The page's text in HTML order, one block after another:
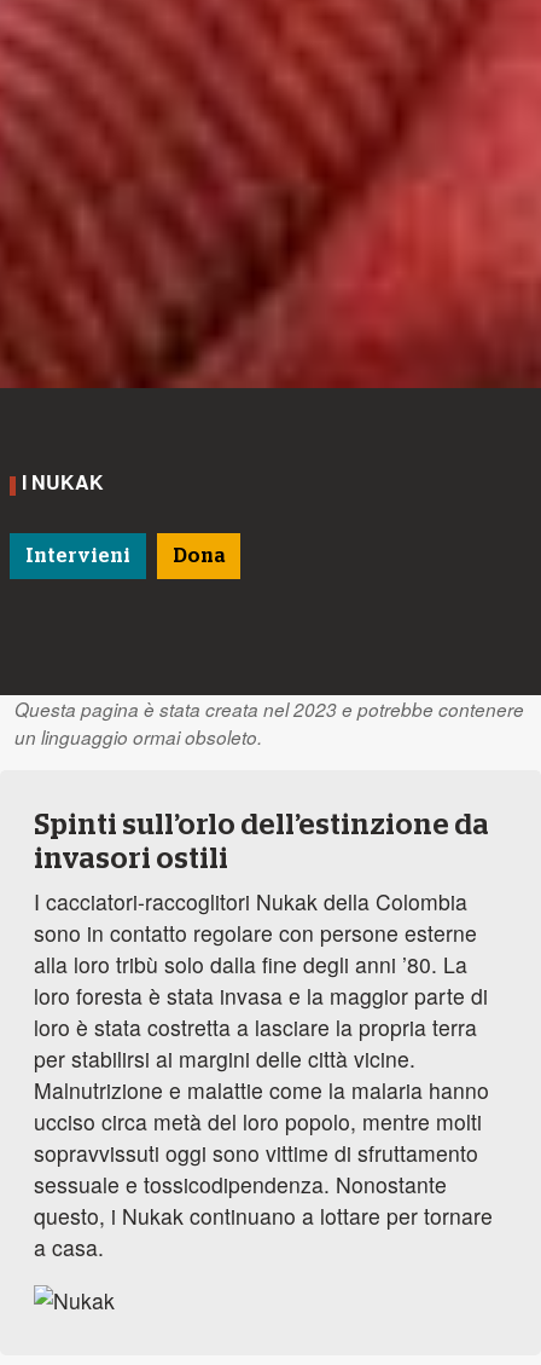
I NUKAK
Intervieni Dona
Questa pagina è stata creata nel 2023 e potrebbe contenere
un linguaggio ormai obsoleto.
Spinti sull’orlo dell’estinzione da
invasori ostili
I cacciatori-raccoglitori Nukak della Colombia
sono in contatto regolare con persone esterne
alla loro tribù solo dalla fine degli anni ’80. La
loro foresta è stata invasa e la maggior parte di
loro è stata costretta a lasciare la propria terra
per stabilirsi ai margini delle città vicine.
Malnutrizione e malattie come la malaria hanno
ucciso circa metà del loro popolo, mentre molti
sopravvissuti oggi sono vittime di sfruttamento
sessuale e tossicodipendenza. Nonostante
questo, i Nukak continuano a lottare per tornare
a casa.